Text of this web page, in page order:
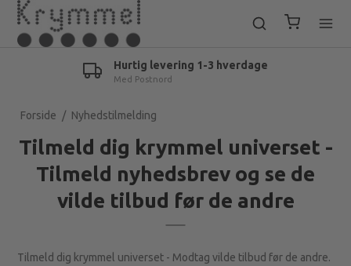
Hurtig levering 1-3 hverdage
Med Postnord
Forside / Nyhedstilmelding
Tilmeld dig krymmel universet -
Tilmeld nyhedsbrev og se de
vilde tilbud før de andre
Tilmeld dig krymmel universet - Modtag vilde tilbud før de andre.